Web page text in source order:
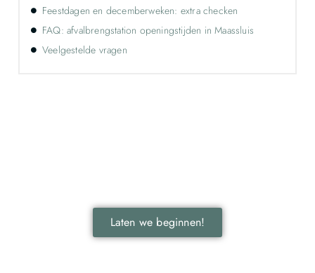
Feestdagen en decemberweken: extra checken
FAQ: afvalbrengstation openingstijden in Maassluis
Veelgestelde vragen
Laten we beginnen!